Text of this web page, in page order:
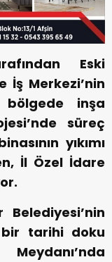
Eski
İş Merkezi’nin
inşa
süreç
yıkımı
İl Özel İdare
tarihi doku